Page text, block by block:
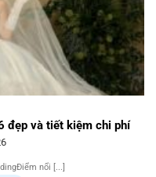
đẹp và tiết kiệm chi phí
nổi [...]